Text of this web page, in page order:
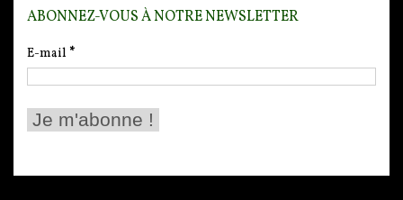
ABONNEZ-VOUS À NOTRE NEWSLETTER
E-mail *